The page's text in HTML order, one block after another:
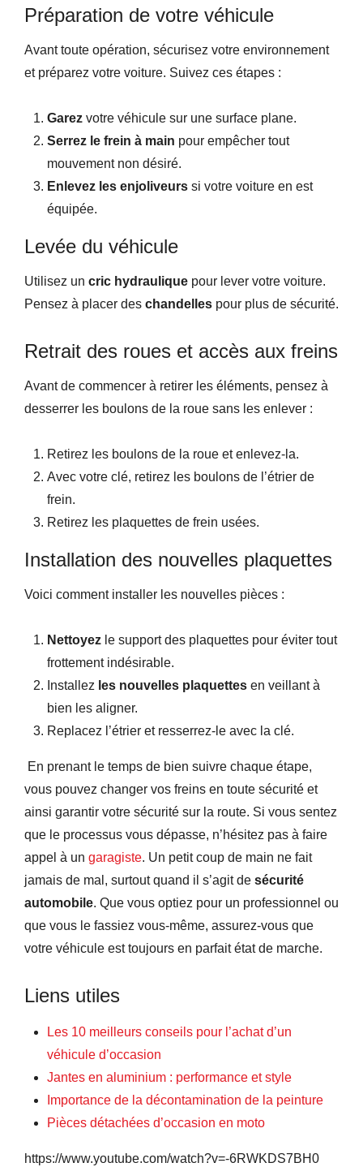
Préparation de votre véhicule
Avant toute opération, sécurisez votre environnement
et préparez votre voiture. Suivez ces étapes :
Garez votre véhicule sur une surface plane.
Serrez le frein à main pour empêcher tout
mouvement non désiré.
Enlevez les enjoliveurs si votre voiture en est
équipée.
Levée du véhicule
Utilisez un cric hydraulique pour lever votre voiture.
Pensez à placer des chandelles pour plus de sécurité.
Retrait des roues et accès aux freins
Avant de commencer à retirer les éléments, pensez à
desserrer les boulons de la roue sans les enlever :
Retirez les boulons de la roue et enlevez-la.
Avec votre clé, retirez les boulons de l’étrier de
frein.
Retirez les plaquettes de frein usées.
Installation des nouvelles plaquettes
Voici comment installer les nouvelles pièces :
Nettoyez le support des plaquettes pour éviter tout
frottement indésirable.
Installez les nouvelles plaquettes en veillant à
bien les aligner.
Replacez l’étrier et resserrez-le avec la clé.
En prenant le temps de bien suivre chaque étape,
vous pouvez changer vos freins en toute sécurité et
ainsi garantir votre sécurité sur la route. Si vous sentez
que le processus vous dépasse, n’hésitez pas à faire
appel à un garagiste. Un petit coup de main ne fait
jamais de mal, surtout quand il s’agit de sécurité
automobile. Que vous optiez pour un professionnel ou
que vous le fassiez vous-même, assurez-vous que
votre véhicule est toujours en parfait état de marche.
Liens utiles
Les 10 meilleurs conseils pour l’achat d’un
véhicule d’occasion
Jantes en aluminium : performance et style
Importance de la décontamination de la peinture
Pièces détachées d’occasion en moto
https://www.youtube.com/watch?v=-6RWKDS7BH0